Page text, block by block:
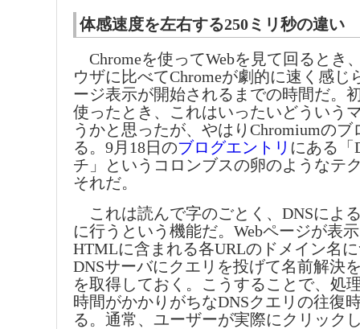
体感速度を左右する250ミリ秒の違い
Chromeを使ってWebを見て回るとき
ウザに比べてChromeが劇的に速く感じ
ージ表示が開始されるまでの時間だ。
使ったとき、これはいったいどういう
うかと思ったが、やはりChromiumのブ
る。9月18日のブログエントリ にある「
チ」というコロンブスの卵のようなテ
それだ。
これは読んで字のごとく、DNSによ
に行うという機能だ。Webページが表
HTMLに含まれる各URLのドメイン名
DNSサーバにクエリを投げて名前解決
を取得しておく。こうすることで、処
時間がかかりがちなDNSクエリの往復
る。通常、ユーザーが実際にクリック